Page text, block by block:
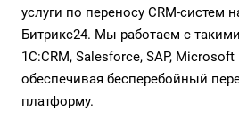
услуги по переносу CRM-систем
Битрикс24. Мы работаем с
1C:CRM, Salesforce, SAP,
обеспечивая бесперебойный
платформу.